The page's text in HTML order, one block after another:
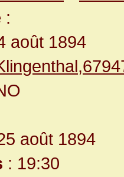
:
août 1894
août 1894
: 19:30